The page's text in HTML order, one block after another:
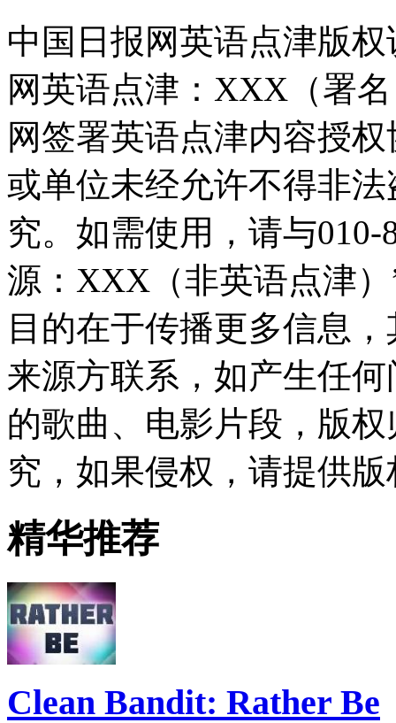
中国日报网英语点津版
网英语点津：XXX（署
网签署英语点津内容授
或单位未经允许不得非
究。如需使用，请与010-
源：XXX（非英语点津
目的在于传播更多信息
来源方联系，如产生任
的歌曲、电影片段，版
究，如果侵权，请提供
精华推荐
Clean Bandit: Rather Be